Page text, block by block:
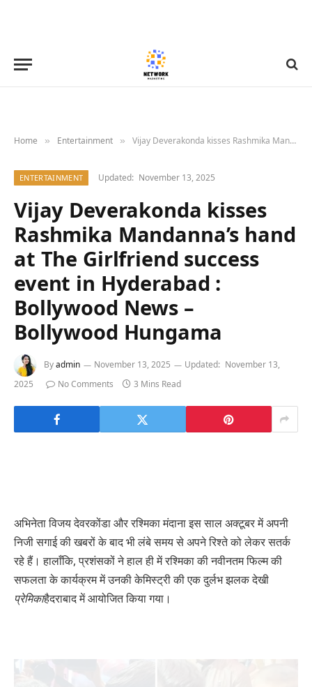
Home » Entertainment » Vijay Deverakonda kisses Rashmika Mandanna’s hand at The Girlfriend success event in Hyderabad : Bollywood News – Bollywood Hungama
ENTERTAINMENT Updated: November 13, 2025
Vijay Deverakonda kisses
Rashmika Mandanna’s hand
at The Girlfriend success
event in Hyderabad :
Bollywood News –
Bollywood Hungama
Byadmin November 13, 2025 Updated: November 13,
2025
No Comments 3 Mins Read
अभिनेता विजय देवरकोंडा और रश्मिका मंदाना इस साल अक्टूबर में अपनी
निजी सगाई की खबरों के बाद भी लंबे समय से अपने रिश्ते को लेकर सतर्क
रहे हैं। हालाँकि, प्रशंसकों ने हाल ही में रश्मिका की नवीनतम फिल्म की
सफलता के कार्यक्रम में उनकी केमिस्ट्री की एक दुर्लभ झलक देखी
प्रेमिकाहैदराबाद में आयोजित किया गया।